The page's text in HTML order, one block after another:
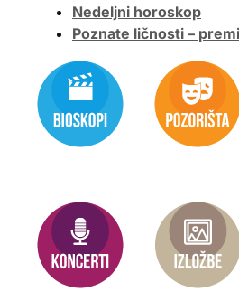
Nedeljni horoskop
Poznate ličnosti –